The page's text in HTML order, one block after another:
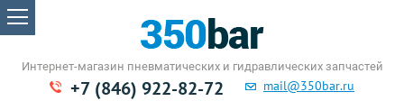
Интернет-магазин пневматическихи гидравлических запчастей
+7 (846) 922-82-72 mail@350bar.ru